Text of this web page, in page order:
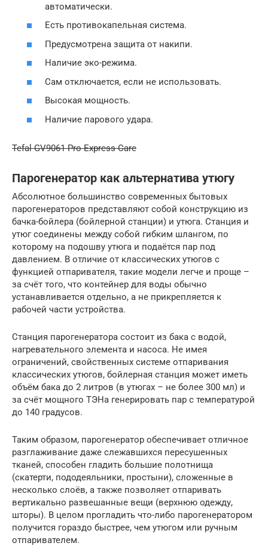
автоматически.
Есть противокапельная система.
Предусмотрена защита от накипи.
Наличие эко-режима.
Сам отключается, если не использовать.
Высокая мощность.
Наличие парового удара.
Tefal GV9061 Pro Express Care
Парогенератор как альтернатива утюгу
Абсолютное большинство современных бытовых
парогенераторов представляют собой конструкцию из
бачка-бойлера (бойлерной станции) и утюга. Станция и
утюг соединены между собой гибким шлангом, по
которому на подошву утюга и подаётся пар под
давлением. В отличие от классических утюгов с
функцией отпаривателя, такие модели легче и проще –
за счёт того, что контейнер для воды обычно
устанавливается отдельно, а не прикрепляется к
рабочей части устройства.
Станция парогенератора состоит из бака с водой,
нагревательного элемента и насоса. Не имея
ограничений, свойственных системе отпаривания
классических утюгов, бойлерная станция может иметь
объём бака до 2 литров (в утюгах – не более 300 мл) и
за счёт мощного ТЭНа генерировать пар с температурой
до 140 градусов.
Таким образом, парогенератор обеспечивает отличное
разглаживание даже слежавшихся пересушенных
тканей, способен гладить большие полотнища
(скатерти, пододеяльники, простыни), сложенные в
несколько слоёв, а также позволяет отпаривать
вертикально развешанные вещи (верхнюю одежду,
шторы). В целом прогладить что-либо парогенератором
получится гораздо быстрее, чем утюгом или ручным
отпаривателем.